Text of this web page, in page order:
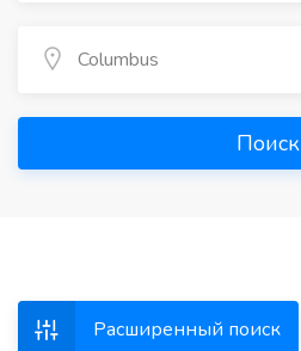
Поиск
Расширенный поиск